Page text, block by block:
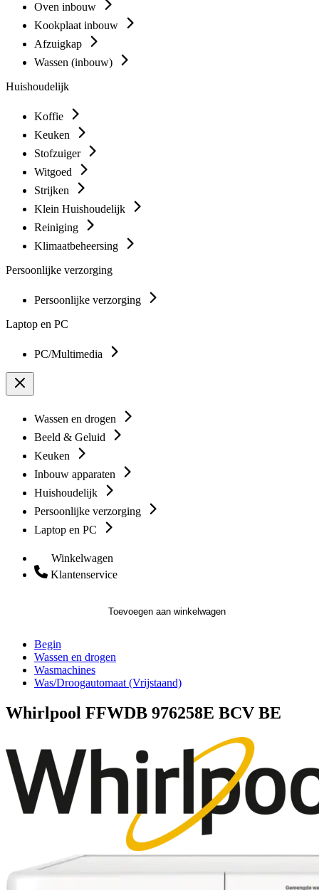
Oven inbouw
Kookplaat inbouw
Afzuigkap
Wassen (inbouw)
Huishoudelijk
Koffie
Keuken
Stofzuiger
Witgoed
Strijken
Klein Huishoudelijk
Reiniging
Klimaatbeheersing
Persoonlijke verzorging
Persoonlijke verzorging
Laptop en PC
PC/Multimedia
Wassen en drogen
Beeld & Geluid
Keuken
Inbouw apparaten
Huishoudelijk
Persoonlijke verzorging
Laptop en PC
Winkelwagen
Klantenservice
Toevoegen aan winkelwagen
Begin
Wassen en drogen
Wasmachines
Was/Droogautomaat (Vrijstaand)
Whirlpool FFWDB 976258E BCV BE